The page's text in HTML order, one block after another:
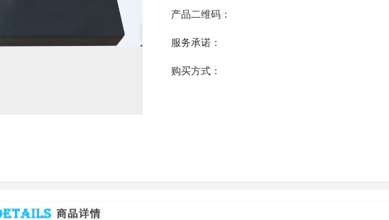
产品二维码：
服务承诺：
购买方式：